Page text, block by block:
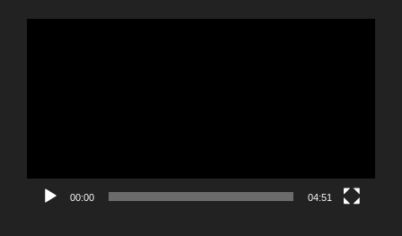
00:00 04:51